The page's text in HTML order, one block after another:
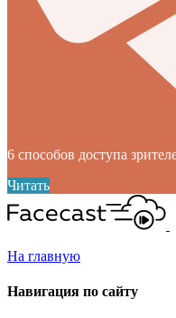
6 способов доступа
Читать
На главную
Навигация по сайту